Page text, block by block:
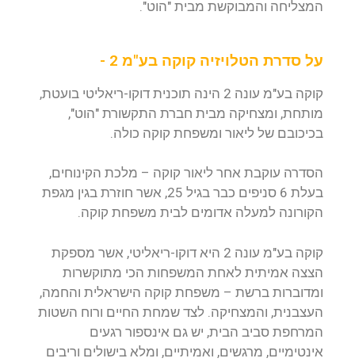
המצליחה והמבוקשת מבית "הוט".
על סדרת הטלויזיה קוקה בע"מ 2 -
קוקה בע"מ עונה 2 הינה תוכנית דוקו-ריאליטי בועטת,
מותחת, ומצחיקה מבית חברת התקשורת "הוט",
בכיכובם של ליאור ומשפחת קוקה כולה.
הסדרה עוקבת אחר ליאור קוקה – מלכת הקינוחים,
בעלת 6 סניפים כבר בגיל 25, אשר חוזרת בגין מגפת
הקורונה למעלה אדומים לבית משפחת קוקה.
קוקה בע"מ עונה 2 היא דוקו-ריאליטי, אשר מספקת
הצצה אמיתית לאחת המשפחות הכי מתוקשרות
ומדוברות ברשת – משפחת קוקה הישראלית והחמה,
העצבנית, והמצחיקה. לצד שמחת החיים ורוח השטות
המרחפת סביב הבית, יש גם אינספור רגעים
אינטימיים, מרגשים, ואמיתיים, ומלא בישולים וריבים